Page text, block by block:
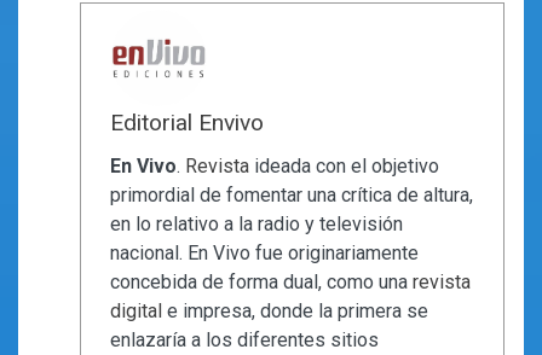
Editorial Envivo
En Vivo. Revista ideada con el objetivo
primordial de fomentar una crítica de altura,
en lo relativo a la radio y televisión
nacional. En Vivo fue originariamente
concebida de forma dual, como una revista
digital e impresa, donde la primera se
enlazaría a los diferentes sitios